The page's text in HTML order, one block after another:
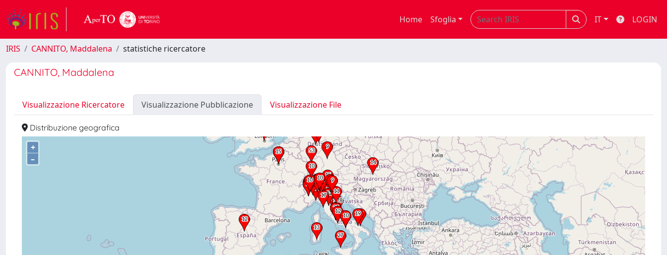
Home Sfoglia IT LOGIN
IRIS CANNITO, Maddalena statistiche ricercatore
CANNITO, Maddalena
Visualizzazione Ricercatore Visualizzazione Pubblicazione Visualizzazione File
Distribuzione geografica
+
–